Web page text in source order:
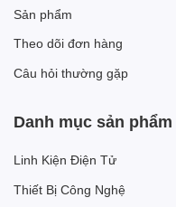
Sản phẩm
Theo dõi đơn hàng
Câu hỏi thường gặp
Danh mục sản phẩm
Linh Kiện Điện Tử
Thiết Bị Công Nghệ